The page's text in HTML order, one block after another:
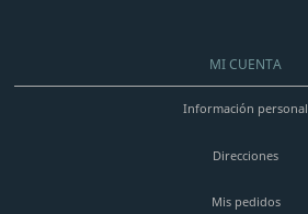
MI CUENTA
Información personal
Direcciones
Mis pedidos